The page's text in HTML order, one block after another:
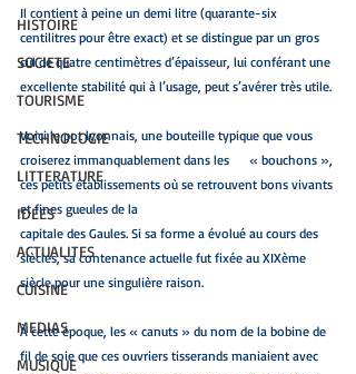
HISTOIRE
SOCIETE
TOURISME
TECHNOLOGIE
LITTERATURE
IDEES
ACTUALITES
CUISINE
MEDIAS
MUSIQUE
Il contient à peine un demi litre (quarante-six
centilitres pour être exact) et se distingue par un gros
cul de quatre centimètres d’épaisseur, lui conférant une
excellente stabilité qui à l’usage, peut s’avérer très utile.
Voici le pot lyonnais, une bouteille typique que vous
croiserez immanquablement dans les      « bouchons »,
ces petits établissements où se retrouvent bons vivants
et fines gueules de la
capitale des Gaules. Si sa forme a évolué au cours des
siècles, sa contenance actuelle fut fixée au XIXème
siècle pour une singulière raison.
À cette époque, les « canuts » du nom de la bobine de
fil de soie que ces ouvriers tisserands maniaient avec